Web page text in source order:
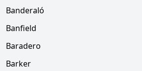
Banderaló
Banfield
Baradero
Barker